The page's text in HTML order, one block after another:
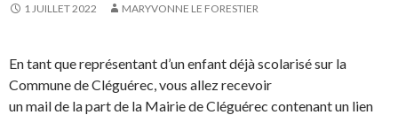
1 JUILLET 2022 MARYVONNE LE FORESTIER
En tant que représentant d’un enfant déjà scolarisé sur la
Commune deCléguérec , vous allez recevoir
un mail de la part de la Mairie deCléguérec contenant un lien